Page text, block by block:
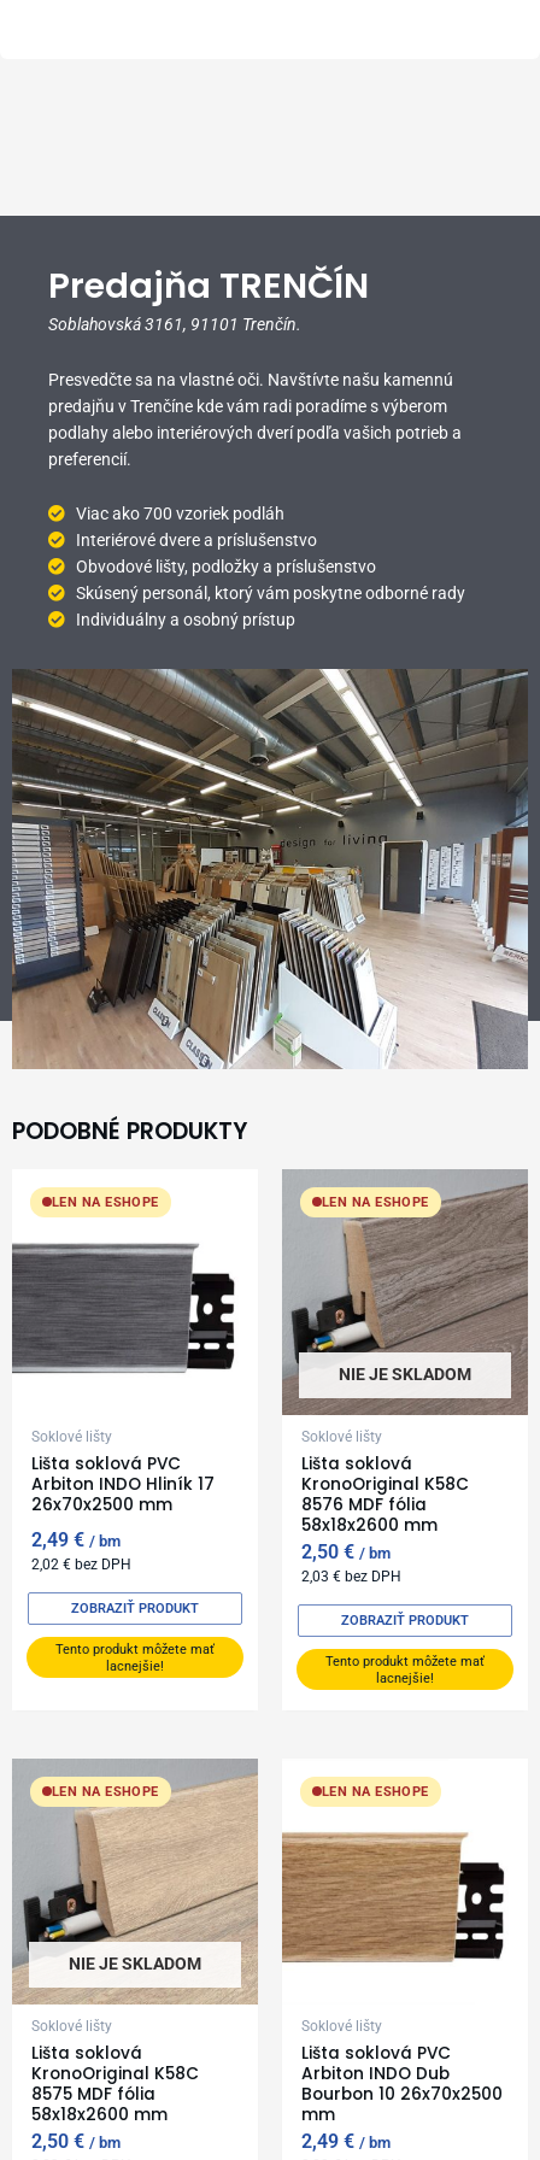
Predajňa TRENČÍN
Soblahovská 3161, 91101 Trenčín.
Presvedčte sa na vlastné oči. Navštívte našu kamennú
predajňu v Trenčíne kde vám radi poradíme s výberom
podlahy alebo interiérových dverí podľa vašich potrieb a
preferencií.
Viac ako 700 vzoriek podláh
Interiérové dvere a príslušenstvo
Obvodové lišty, podložky a príslušenstvo
Skúsený personál, ktorý vám poskytne odborné rady
Individuálny a osobný prístup
PODOBNÉ PRODUKTY
LEN NA ESHOPE
Soklové lišty
Lišta soklová PVC
Arbiton INDO Hliník 17
26x70x2500 mm
2,49€ bm
2,02€ bez DPH
Tento produkt môžete mať
lacnejšie!
ZOBRAZIŤ PRODUKT
LEN NA ESHOPE
NIE JE SKLADOM
Soklové lišty
Lišta soklová
KronoOriginal K58C
8576 MDF fólia
58x18x2600 mm
2,50€ bm
2,03€ bez DPH
Tento produkt môžete mať
lacnejšie!
ZOBRAZIŤ PRODUKT
LEN NA ESHOPE
NIE JE SKLADOM
Soklové lišty
Lišta soklová
KronoOriginal K58C
8575 MDF fólia
58x18x2600 mm
2,50€ bm
LEN NA ESHOPE
Soklové lišty
Lišta soklová PVC
Arbiton INDO Dub
Bourbon 10 26x70x2500
mm
2,49€ bm